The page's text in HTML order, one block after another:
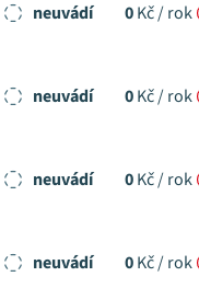
neuvádí 0Kč / rok
neuvádí 0Kč / rok
neuvádí 0Kč / rok
neuvádí 0Kč / rok